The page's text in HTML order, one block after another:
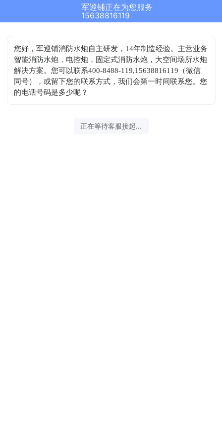
军巡铺正在为您服务
15638816119
您好，军巡铺消防水炮自主研发，14年制造经验。主营业务
智能消防水炮，电控炮，固定式消防水炮，大空间场所水炮
解决方案。您可以联系400-8488-119,15638816119（微信
同号），或留下您的联系方式，我们会第一时间联系您。您
的电话号码是多少呢？
正在等待客服接起...